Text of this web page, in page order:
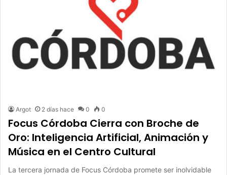
Argot 2 días hace 0 0
Focus Córdoba Cierra con Broche de
Oro: Inteligencia Artificial, Animación y
Música en el Centro Cultural
La tercera jornada de Focus Córdoba promete ser inolvidable